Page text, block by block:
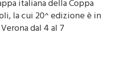
Show Director del
italiana della Coppa
la cui 20^ edizione è in
dal 4 al 7